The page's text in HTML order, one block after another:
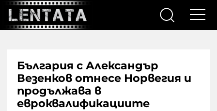
България с Александър
Везенков отнесе Норвегия и
продължава в
евроквалификациите